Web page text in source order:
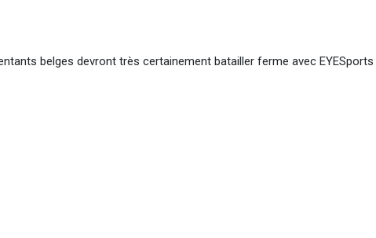
belges devront très certainement batailler ferme avec EYESports